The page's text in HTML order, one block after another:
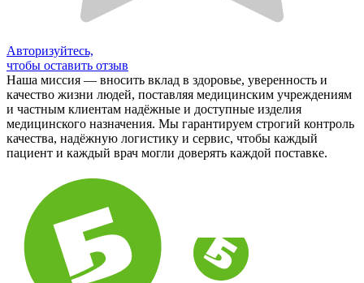
Авторизуйтесь,
чтобы оставить отзыв
Наша миссия — вносить вклад в здоровье, уверенность и
качество жизни людей, поставляя медицинским учреждениям
и частным клиентам надёжные и доступные изделия
медицинского назначения. Мы гарантируем строгий контроль
качества, надёжную логистику и сервис, чтобы каждый
пациент и каждый врач могли доверять каждой поставке.